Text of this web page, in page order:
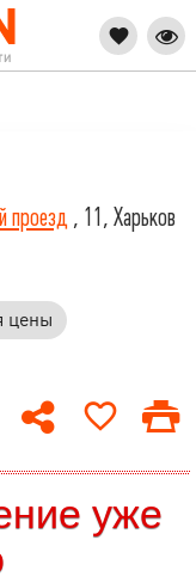
проезд , 11, Харьков
цены
уже